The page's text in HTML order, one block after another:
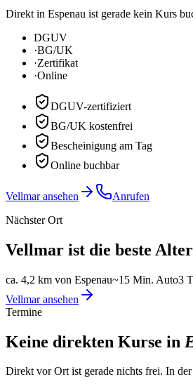
Direkt in Espenau ist gerade kein Kurs
DGUV
·BG/UK
·Zertifikat
·Online
DGUV-zertifiziert
BG/UK kostenfrei
Bescheinigung am Tag
Online buchbar
Vellmar ansehen
Anrufen
Nächster Ort
Vellmar ist die beste
ca. 4,2 km von Espenau~15 Min. Auto3
Vellmaransehen
Termine
Keine direkten Kurse in
Direkt vor Ort ist gerade nichts frei. In der